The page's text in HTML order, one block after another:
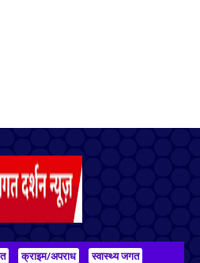
क्राइम/अपराध
स्वास्थ्य जगत